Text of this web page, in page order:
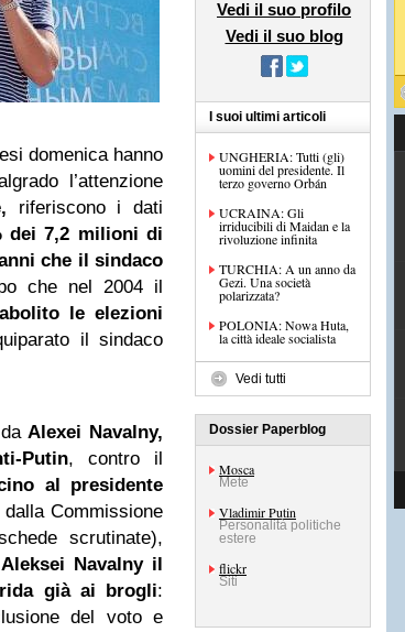
domenica hanno
l’attenzione
riferiscono i dati
dei 7,2 milioni di
che il sindaco
che nel 2004 il
le elezioni
il sindaco
daAlexei Navalny,
Putin, contro il
al presidente
Commissione
scrutinate),
Navalny il
già ai brogli:
del voto e
Vedi il suo profilo
Vedi il suo blog
I suoi ultimi articoli
UNGHERIA: Tutti (gli)
uomini del presidente. Il
terzo governo Orbán
UCRAINA: Gli
irriducibili di Maidan e la
rivoluzione infinita
TURCHIA: A un anno da
Gezi. Una società
polarizzata?
POLONIA: Nowa Huta,
la città ideale socialista
Vedi tutti
Dossier Paperblog
Mosca
Mete
Vladimir Putin
Personalità politiche
estere
flickr
Siti